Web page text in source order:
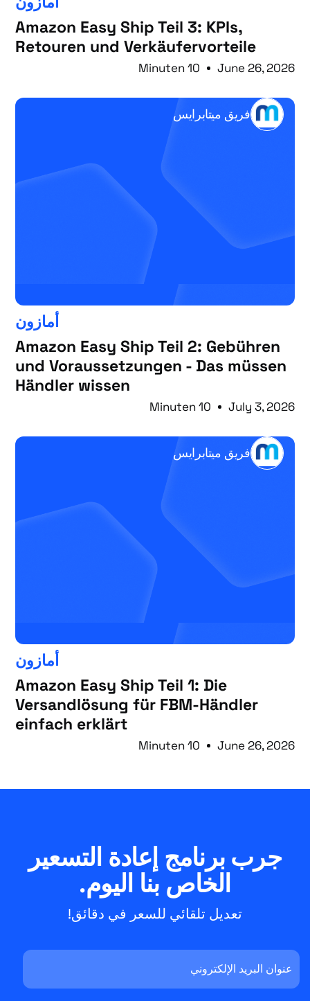
Amazon Easy Ship Teil 3: KPIs,
Retouren und Verkäufervorteile
June 26, 2026
10 Minuten
فريق ميتابرايس
أمازون
Amazon Easy Ship Teil 2: Gebühren
und Voraussetzungen - Das müssen
Händler wissen
July 3, 2026
10 Minuten
فريق ميتابرايس
أمازون
Amazon Easy Ship Teil 1: Die
Versandlösung für FBM-Händler
einfach erklärt
June 26, 2026
10 Minuten
جرب برنامج إعادة التسعير
الخاص بنا اليوم.
تعديل تلقائي للسعر في دقائق!